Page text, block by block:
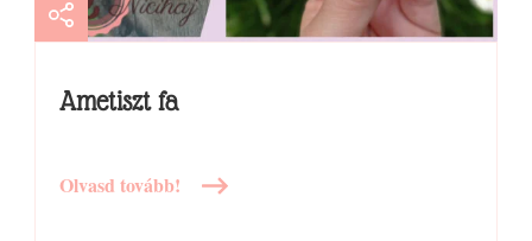
Ametiszt fa
Olvasd tovább!